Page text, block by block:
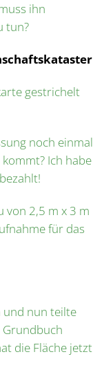
ihn
tun?
gestrichelt
noch einmal
Ich habe
von 2,5 m x 3 m
für das
und nun teilte
Grundbuch
die Fläche jetzt